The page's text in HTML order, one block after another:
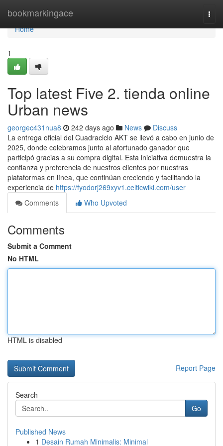
bookmarkingace
Home
Home
1
Top latest Five 2. tienda online
Urban news
georgec431nua8 242 days ago News
Discuss
La entrega oficial del Cuadraciclo AKT se llevó a cabo en junio de
2025, donde celebramos junto al afortunado ganador que
participó gracias a su compra digital. Esta iniciativa demuestra la
confianza y preferencia de nuestros clientes por nuestras
plataformas en línea, que continúan creciendo y facilitando la
experiencia de https://fyodorj269xyv1.celticwiki.com/user
Comments
Who Upvoted
Comments
Submit a Comment
No HTML
HTML is disabled
Report Page
Search
Go
Published News
1 Desain Rumah Minimalis: Minimal